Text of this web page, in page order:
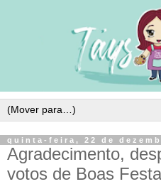
quinta-feira, 22 de
Agradecimento,
votos de Boas